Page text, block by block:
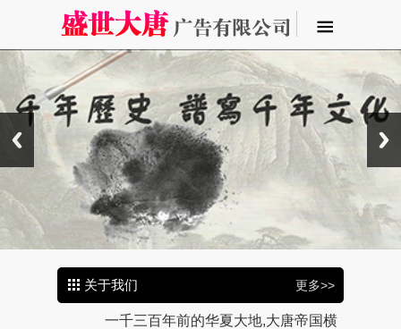
关于我们 更多>>
一千三百年前的华夏大地,大唐帝国横